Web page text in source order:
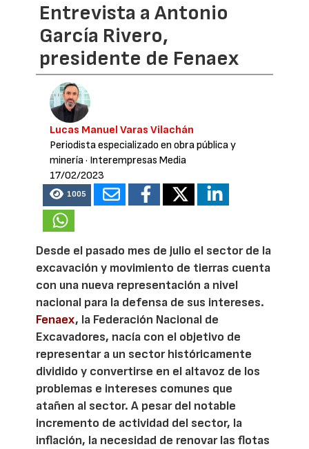
Entrevista a Antonio
García Rivero,
presidente de Fenaex
Lucas Manuel Varas Vilachán
Periodista especializado en obra pública y
minería· Interempresas Media
17/02/2023
1005
Desde el pasado mes de julio el sector de la
excavación y movimiento de tierras cuenta
con una nueva representación a nivel
nacional para la defensa de sus intereses.
Fenaex, la Federación Nacional de
Excavadores, nacía con el objetivo de
representar a un sector históricamente
dividido y convertirse en el altavoz de los
problemas e intereses comunes que
atañen al sector. A pesar del notable
incremento de actividad del sector, la
inflación, la necesidad de renovar las flotas